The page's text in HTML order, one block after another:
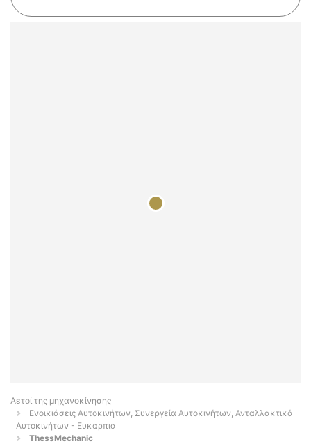
Αετοί της μηχανοκίνησης
Ενοικιάσεις Αυτοκινήτων, Συνεργεία Αυτοκινήτων, Ανταλλακτικά
Αυτοκινήτων - Ευκαρπια
ThessMechanic